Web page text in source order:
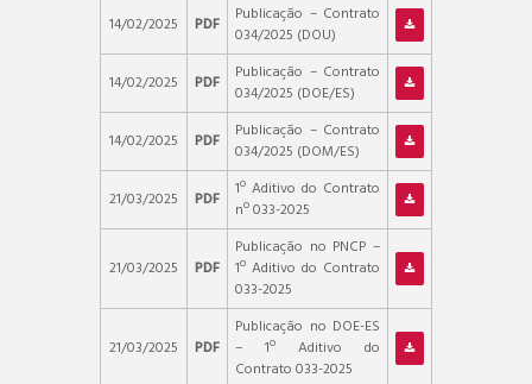
14/02/2025
PDF
Publicação – Contrato
034/2025 (DOU)
14/02/2025
PDF
Publicação – Contrato
034/2025 (DOE/ES)
14/02/2025
PDF
Publicação – Contrato
034/2025 (DOM/ES)
21/03/2025
PDF
1º Aditivo do Contrato
nº 033-2025
21/03/2025 PDF
Publicação no PNCP –
1º Aditivo do Contrato
033-2025
21/03/2025 PDF
Publicação no DOE-ES
– 1º Aditivo do
Contrato 033-2025